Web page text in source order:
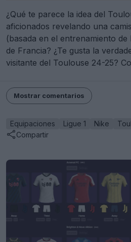
¿Qué te parece la idea del
aficionados revelando una
(basada en el entrenamiento
de Francia? ¿Te gusta la
visitante del Toulouse 24-25?
Mostrar comentarios
Equipaciones Ligue 1 Nike
Compartir